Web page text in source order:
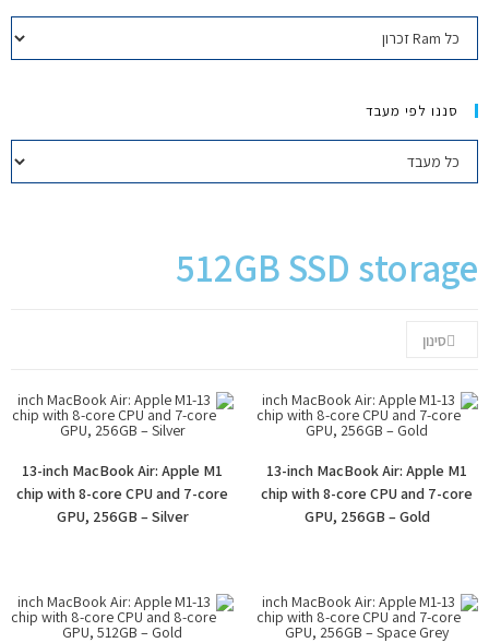
סננו לפי מעבד
512GB SSD storage
סינון
13-inch MacBook Air: Apple M1
chip with 8-core CPU and 7-core
GPU, 256GB – Gold
13-inch MacBook Air: Apple M1
chip with 8-core CPU and 7-core
GPU, 256GB – Silver